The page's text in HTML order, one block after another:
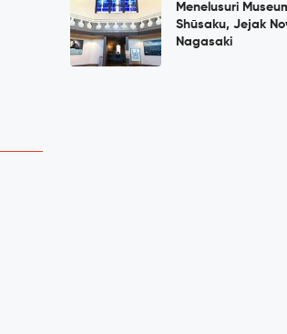
Menelusuri
Shūsaku, Jejak
Nagasaki